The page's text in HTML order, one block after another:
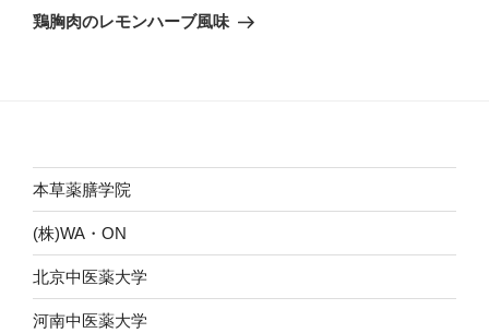
ゲ
の
鶏胸肉のレモンハーブ風味
本草薬膳学院
(株)WA・ON
北京中医薬大学
河南中医薬大学